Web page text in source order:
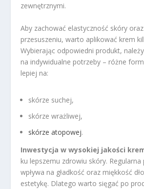
zewnętrznymi.
Aby zachować elastyczność skóry
przesuszeniu, warto aplikować krem
Wybierając odpowiedni produkt,
na indywidualne potrzeby – różne
lepiej na:
skórze suchej,
skórze wrażliwej,
skórze atopowej.
Inwestycja w wysokiej jakości
ku lepszemu zdrowiu skóry. Regularna
wpływa na gładkość oraz miękkość
estetykę. Dlatego warto sięgać po